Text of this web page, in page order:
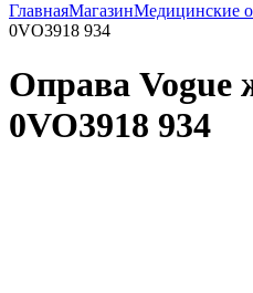
ГлавнаяМагазинМедицинские
0VO3918 934
Оправа Vogue
0VO3918 934